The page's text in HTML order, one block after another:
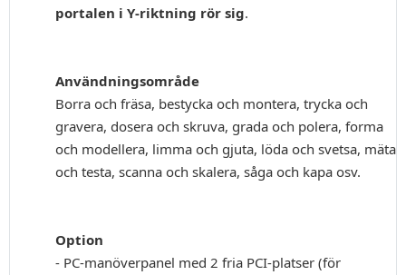
portalen i Y-riktning rör sig.
Användningsområde
Borra och fräsa, bestycka och montera, trycka och
gravera, dosera och skruva, grada och polera, forma
och modellera, limma och gjuta, löda och svetsa, mäta
och testa, scanna och skalera, såga och kapa osv.
Option
- PC-manöverpanel med 2 fria PCI-platser (för